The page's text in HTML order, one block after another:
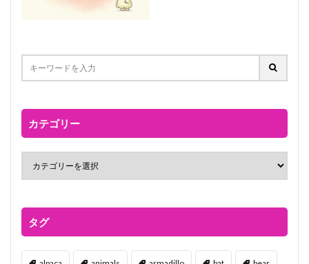
カテゴリー
タグ